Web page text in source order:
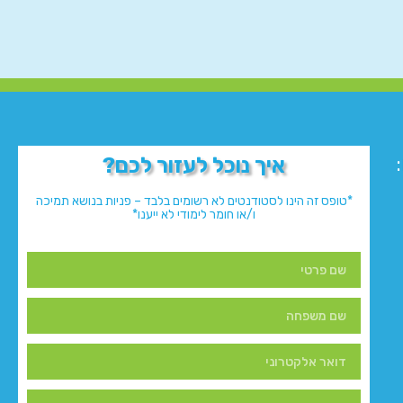
איך נוכל לעזור לכם?
*טופס זה הינו לסטודנטים לא רשומים בלבד – פניות בנושא תמיכה
ו/או חומר לימודי לא ייענו*